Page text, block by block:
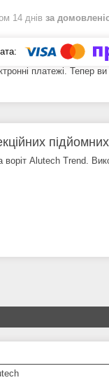
14 днів за
платежі. Тепер
Alutech Trend.